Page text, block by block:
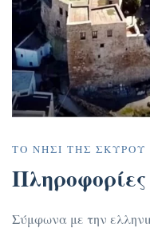
ΤΟ ΝΗΣΊ ΤΗΣ ΣΚΎΡΟΥ
Σύμφωνα με την